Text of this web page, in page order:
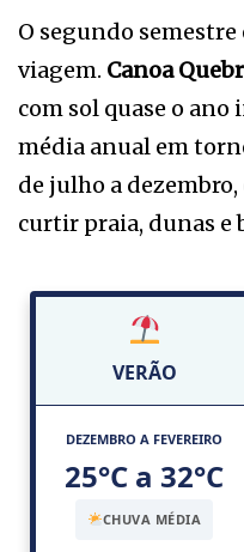
O segundo
viagem. Canoa
com sol quase o
média anual em
de julho a
curtir praia, dunas e
VERÃO
DEZEMBRO A FEVEREIRO
25°C a 32°C
CHUVA MÉDIA